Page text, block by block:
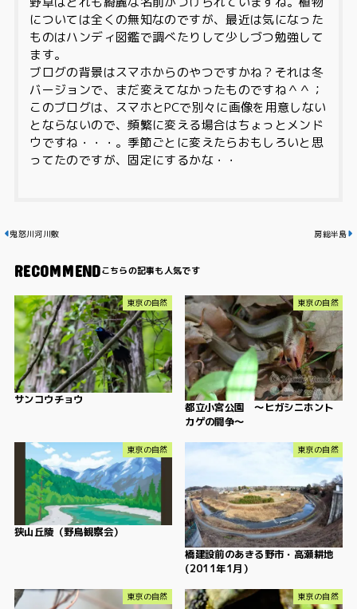
については全くの無知なのですが、最近は気になった
ものはハンディ図鑑で調べたりして少しづつ勉強して
ます。
ブログの背景はスマホからのやつですかね？それは冬
バージョンで、まだ変えてなかったものですね＾＾；
このブログは、スマホとPCで別々に画像を用意しない
とならないので、頻繁に変える場合はちょっとメンド
ウですね・・・。季節ごとに変えたらおもしろいと思
ってたのですが、固定にするかな・・
鬼怒川河川敷 房総半島
RECOMMEND
東京の自然
サンコウチョウ
東京の自然
都立小宮公園 ～ヒガシニホント
カゲの闘争～
東京の自然
狭山丘陵（野鳥観察会）
東京の自然
橋建設前のあきる野市・高瀬耕地
(2011年1月）
東京の自然 東京の自然